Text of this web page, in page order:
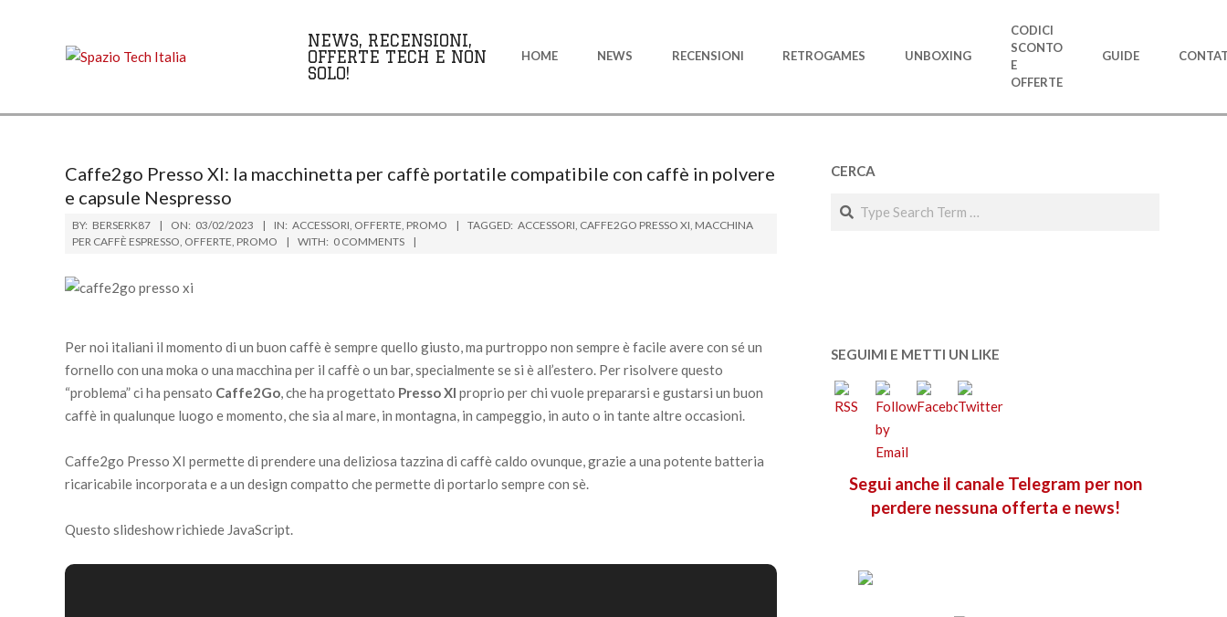
NEWS, RECENSIONI,
OFFERTE TECH E NON
SOLO!
Menu
HOME NEWS RECENSIONI RETROGAMES UNBOXING
CODICI
SCONTO
E
OFFERTE
GUIDE
Caffe2go Presso XI: la macchinetta per caffè portatile compatibile con caffè in polvere
e capsule Nespresso
BY: BERSERK87 ON: 03/02/2023 IN: ACCESSORI, OFFERTE, PROMO TAGGED: ACCESSORI, CAFFE2GO PRESSO XI, MACCHINA
PER CAFFÈ ESPRESSO, OFFERTE, PROMO WITH: 0 COMMENTS
Per noi italiani il momento di un buon caffè è sempre quello giusto, ma purtroppo non sempre è facile avere con sé un
fornello con una moka o una macchina per il caffè o un bar, specialmente se si è all’estero. Per risolvere questo
“problema” ci ha pensato Caffe2Go, che ha progettato Presso XI proprio per chi vuole prepararsi e gustarsi un buon
caffè in qualunque luogo e momento, che sia al mare, in montagna, in campeggio, in auto o in tante altre occasioni.
Caffe2go Presso XI permette di prendere una deliziosa tazzina di caffè caldo ovunque, grazie a una potente batteria
ricaricabile incorporata e a un design compatto che permette di portarlo sempre con sè.
Questo slideshow richiede JavaScript.
CERCA
Search
SEGUIMI E METTI UN LIKE
Segui anche il canale Telegram per non
perdere nessuna offerta e news!